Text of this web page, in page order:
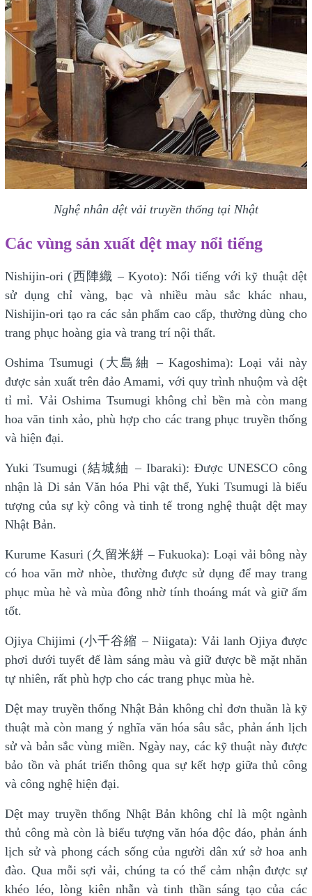
Nghệ nhân dệt vải truyền thống tại Nhật
Các vùng sản xuất dệt may nổi tiếng
Nishijin-ori (西陣織 – Kyoto): Nổi tiếng với kỹ thuật dệt
sử dụng chỉ vàng, bạc và nhiều màu sắc khác nhau,
Nishijin-ori tạo ra các sản phẩm cao cấp, thường dùng cho
trang phục hoàng gia và trang trí nội thất.
Oshima Tsumugi (大島紬 – Kagoshima): Loại vải này
được sản xuất trên đảo Amami, với quy trình nhuộm và dệt
tỉ mỉ. Vải Oshima Tsumugi không chỉ bền mà còn mang
hoa văn tinh xảo, phù hợp cho các trang phục truyền thống
và hiện đại.
Yuki Tsumugi (結城紬 – Ibaraki): Được UNESCO công
nhận là Di sản Văn hóa Phi vật thể, Yuki Tsumugi là biểu
tượng của sự kỳ công và tinh tế trong nghệ thuật dệt may
Nhật Bản.
Kurume Kasuri (久留米絣 – Fukuoka): Loại vải bông này
có hoa văn mờ nhòe, thường được sử dụng để may trang
phục mùa hè và mùa đông nhờ tính thoáng mát và giữ ấm
tốt.
Ojiya Chijimi (小千谷縮 – Niigata): Vải lanh Ojiya được
phơi dưới tuyết để làm sáng màu và giữ được bề mặt nhăn
tự nhiên, rất phù hợp cho các trang phục mùa hè.
Dệt may truyền thống Nhật Bản không chỉ đơn thuần là kỹ
thuật mà còn mang ý nghĩa văn hóa sâu sắc, phản ánh lịch
sử và bản sắc vùng miền. Ngày nay, các kỹ thuật này được
bảo tồn và phát triển thông qua sự kết hợp giữa thủ công
và công nghệ hiện đại.
Dệt may truyền thống Nhật Bản không chỉ là một ngành
thủ công mà còn là biểu tượng văn hóa độc đáo, phản ánh
lịch sử và phong cách sống của người dân xứ sở hoa anh
đào. Qua mỗi sợi vải, chúng ta có thể cảm nhận được sự
khéo léo, lòng kiên nhẫn và tinh thần sáng tạo của các